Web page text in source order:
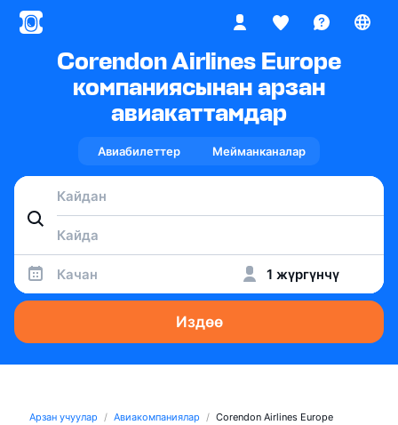
Corendon Airlines Europe
компаниясынан арзан
авиакаттамдар
Авиабилеттер Мейманканалар
Качан 1 жүргүнчү
Издөө
Арзан учуулар Авиакомпаниялар Corendon Airlines Europe